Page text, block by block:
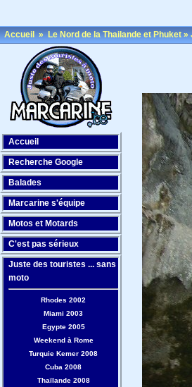
Accueil»Le Nord de la Thailande et Phuket»
Accueil
Recherche Google
Balades
Marcarine s'équipe
Motos et Motards
C'est pas sérieux
Juste des touristes ... sans
moto
Rhodes 2002
Miami 2003
Egypte 2005
Weekend à Rome
Turquie Kemer 2008
Cuba 2008
Thaïlande 2008